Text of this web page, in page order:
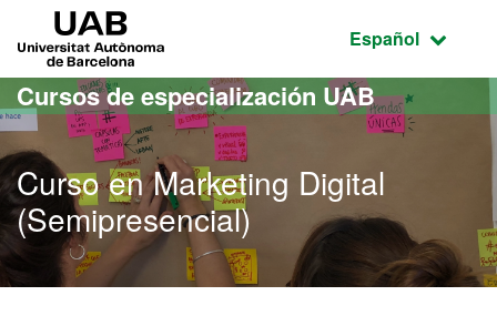
Acceso al contenido principal
Acceso a la navegación de la página
Idioma
Español
Cursos de especialización UAB
Curso en Marketing Digital
(Semipresencial)